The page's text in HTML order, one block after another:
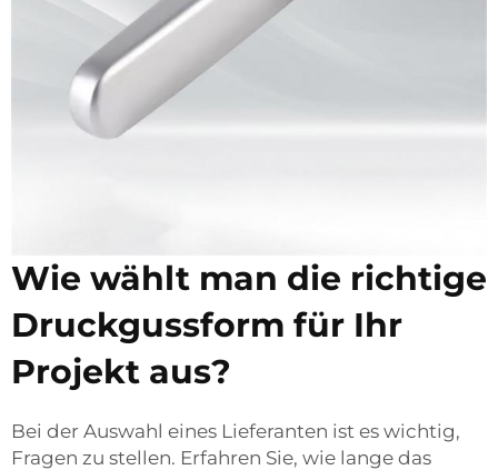
Wie wählt man die richtige
Druckgussform für Ihr
Projekt aus?
Bei der Auswahl eines Lieferanten ist es wichtig,
Fragen zu stellen. Erfahren Sie, wie lange das